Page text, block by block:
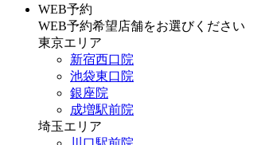
WEB予約
WEB予約希望店舗をお選びください
東京エリア
新宿西口院
池袋東口院
銀座院
成増駅前院
埼玉エリア